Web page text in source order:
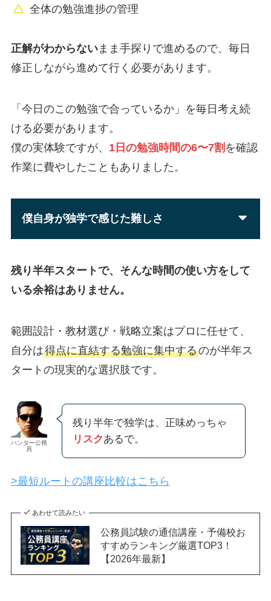
全体の勉強進捗の管理
正解がわからないまま手探りで進めるので、毎日
修正しながら進めて行く必要があります。
「今日のこの勉強で合っているか」を毎日考え続
ける必要があります。
僕の実体験ですが、 1日の勉強時間の6〜7割 を確認
作業に費やしたこともありました。
僕自身が独学で感じた難しさ
残り半年スタートで、そんな時間の使い方をして
いる余裕はありません。
範囲設計・教材選び・戦略立案はプロに任せて、
自分は得点に直結する勉強に集中するのが半年ス
タートの現実的な選択肢です。
ハンター公務
員
残り半年で独学は、正味めっちゃ
リスクあるで。
>最短ルートの講座比較はこちら
あわせて読みたい
公務員試験の通信講座・予備校お
すすめランキング厳選TOP3！
【2026年最新】